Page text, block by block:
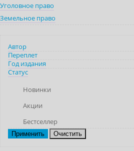
Уголовное право
Земельное право
Автор
Переплет
Год издания
Статус
Новинки
Акции
Бестселлер
Очистить